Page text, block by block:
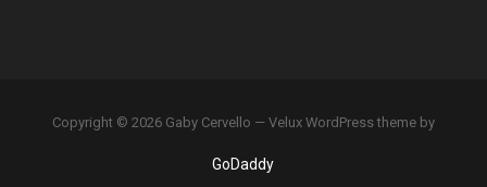
Copyright © 2026 Gaby Cervello — Velux WordPress theme by
GoDaddy